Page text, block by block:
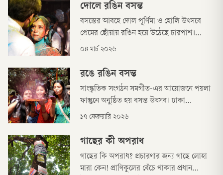
জানালার ধারে বসে গন্তব্যে পৌঁছানোর অপেক্ষায়,
দোলে রঙিন বসন্ত
বসন্তের আবহে দোল পূর্ণিমা ও হোলি উৎসবে
প্রেমের ছোঁয়ায় রঙিন হয়ে উঠেছে চারপাশ।
উৎসবে অংশগ্রহণকারীরা রঙ উড়িয়ে ও নাচানাচির
আয়োজন।
০৪ মার্চ ২০২৬
রঙে রঙিন বসন্ত
সাংস্কৃতিক সংগঠন সমগীত-এর আয়োজনে পয়লা
ফাল্গুনে অনুষ্ঠিত হয় বসন্ত উৎসব। ঢাকা
বিশ্ববিদ্যালয়ের কলা ভবনের সামনে দিনব্যাপী এই
১৭ ফেব্রুয়ারি ২০২৬
গাছের কী অপরাধ
গাছের কি অপরাধ? প্রচারণার জন্য গাছে লোহা
মারা কেন! প্রাণিকুলের বেঁচে থাকার প্রধান